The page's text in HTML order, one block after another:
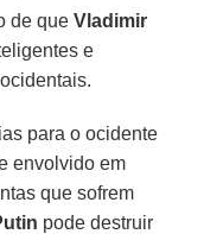
de queVladimir
e
para o ocidente
envolvido em
que sofrem
pode destruir